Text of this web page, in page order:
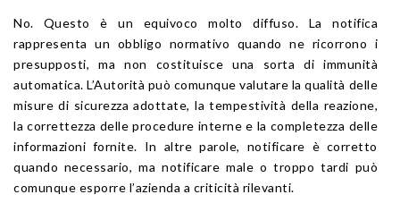
No. Questo è un equivoco molto diffuso. La notifica
rappresenta un obbligo normativo quando ne ricorrono i
presupposti, ma non costituisce una sorta di immunità
automatica. L’Autorità può comunque valutare la qualità delle
misure di sicurezza adottate, la tempestività della reazione,
la correttezza delle procedure interne e la completezza delle
informazioni fornite. In altre parole, notificare è corretto
quando necessario, ma notificare male o troppo tardi può
comunque esporre l’azienda a criticità rilevanti.